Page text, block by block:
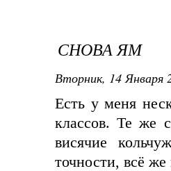
СНОВА ЯМ
Вторник, 14 Января
Есть у меня
классов. Те же
висячие
точности, всё